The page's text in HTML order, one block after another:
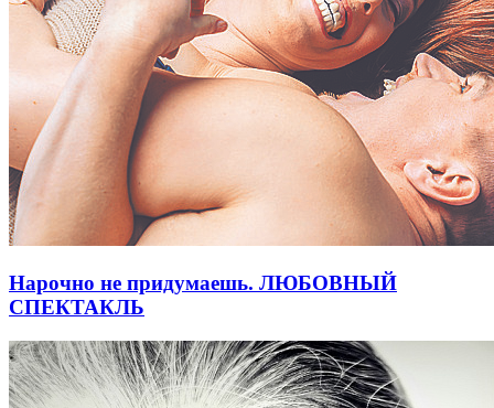
Нарочно не придумаешь. ЛЮБОВНЫЙ
СПЕКТАКЛЬ